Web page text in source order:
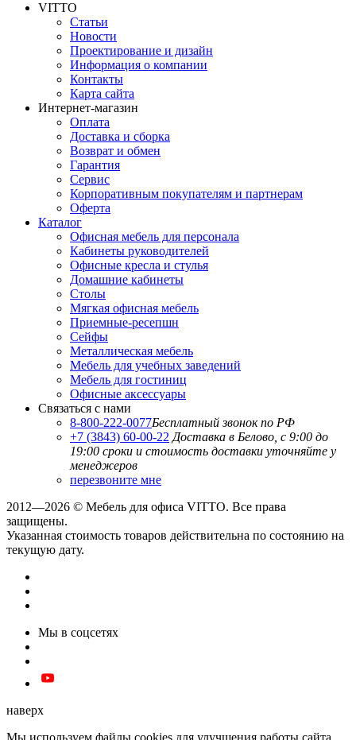
VITTO
Статьи
Новости
Проектирование и дизайн
Информация о компании
Контакты
Карта сайта
Интернет-магазин
Оплата
Доставка и сборка
Возврат и обмен
Гарантия
Сервис
Корпоративным покупателям и партнерам
Оферта
Каталог
Офисная мебель для персонала
Кабинеты руководителей
Офисные кресла и стулья
Домашние кабинеты
Столы
Мягкая офисная мебель
Приемные-ресепшн
Сейфы
Металлическая мебель
Мебель для учебных заведений
Мебель для гостиниц
Офисные аксессуары
Связаться с нами
8-800-222-0077Бесплатный звонок по РФ
+7 (3843) 60-00-22 Доставка в Белово, с 9:00 до
19:00 сроки и стоимость доставки уточняйте у
менеджеров
перезвоните мне
2012—2026 © Мебель для офиса VITTO. Все права
защищены.
Указанная стоимость товаров действительна по состоянию на
текущую дату.
Мы в соцсетях
наверх